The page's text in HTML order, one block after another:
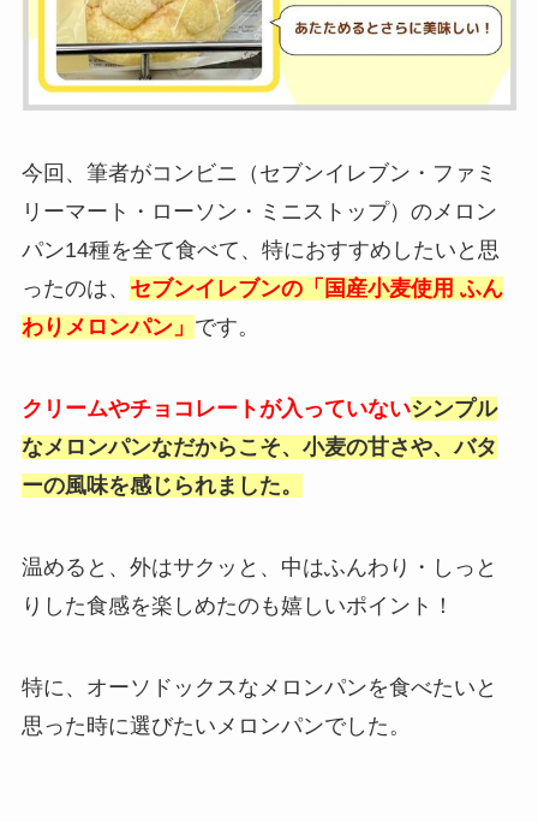
今回、筆者がコンビニ（セブンイレブン・ファミ
リーマート・ローソン・ミニストップ）のメロン
パン14種を全て食べて、特におすすめしたいと思
ったのは、 セブンイレブンの「国産小麦使用 ふん
わりメロンパン」 です。
クリームやチョコレートが入っていないシンプル
なメロンパンなだからこそ、小麦の甘さや、バタ
ーの風味を感じられました。
温めると、外はサクッと、中はふんわり・しっと
りした食感を楽しめたのも嬉しいポイント！
特に、オーソドックスなメロンパンを食べたいと
思った時に選びたいメロンパンでした。